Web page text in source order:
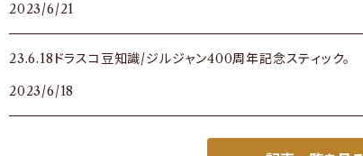
2023/6/21
23.6.18ドラスコ豆知識/ジルジャン400周年記念スティック。
2023/6/18